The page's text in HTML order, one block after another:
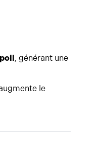
, générant une
le